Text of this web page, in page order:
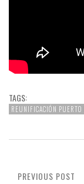
TAGS:
REUNIFICACIÓN PUERTO
PREVIOUS POST